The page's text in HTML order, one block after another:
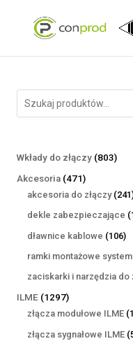
Wkłady do złączy 803803
Akcesoria 471471
produktów
akcesoria do złączy 241
dekle zabezpieczające
dławnice kablowe 106106
ramki montażowe
zaciskarki i narzędzia do
ILME 12971297
produktów
złącza modułowe ILME
złącza sygnałowe ILME